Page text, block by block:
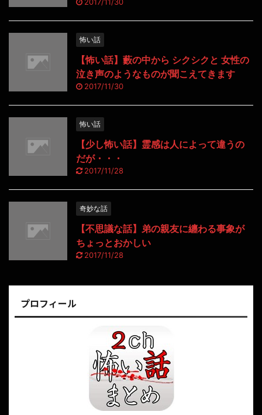
怖い話
【怖い話】藪の中から シクシクと 女性の
泣き声のようなものが聞こえてきます
2017/11/30
怖い話
【少し怖い話】霊感は人によって違うの
だが・・・
2017/11/28
奇妙な話
【不思議な話】弟の親友に纏わる事象が
ちょっとおかしい
2017/11/28
プロフィール